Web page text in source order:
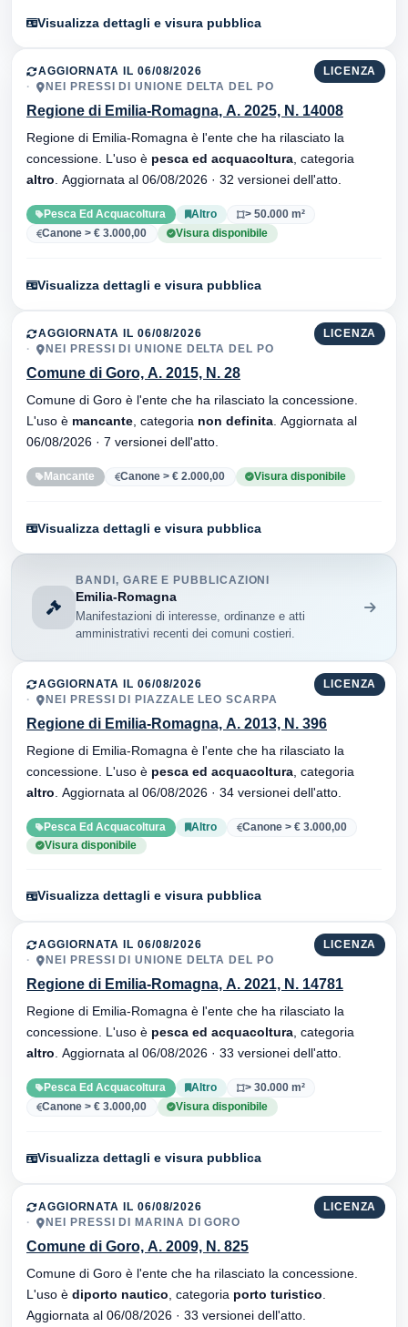
Visualizza dettagli e visura pubblica
LICENZA
AGGIORNATA IL 06/08/2026
NEI PRESSI DI UNIONE DELTA DEL PO
Regione di Emilia-Romagna, A. 2025, N. 14008
Regione di Emilia-Romagna è l'ente che ha rilasciato la
concessione. L'uso è pesca ed acquacoltura , categoria
altro
. Aggiornata al 06/08/2026 · 32 versionei dell'atto.
Pesca Ed Acquacoltura Altro
> 50.000 m²
Canone > € 3.000,00
Visura disponibile
Visualizza dettagli e visura pubblica
LICENZA
AGGIORNATA IL 06/08/2026
NEI PRESSI DI UNIONE DELTA DEL PO
Comune di Goro, A. 2015, N. 28
Comune di Goro è l'ente che ha rilasciato la concessione.
L'uso è mancante , categoria non definita
06/08/2026 · 7 versionei dell'atto.
Mancante Canone > € 2.000,00 Visura disponibile
Visualizza dettagli e visura pubblica
BANDI, GARE E PUBBLICAZIONI
Emilia-Romagna
Manifestazioni di interesse, ordinanze e atti
amministrativi recenti dei comuni costieri.
LICENZA
AGGIORNATA IL 06/08/2026
NEI PRESSI DI PIAZZALE LEO SCARPA
Regione di Emilia-Romagna, A. 2013, N. 396
Regione di Emilia-Romagna è l'ente che ha rilasciato la
concessione. L'uso è pesca ed acquacoltura , categoria
altro
. Aggiornata al 06/08/2026 · 34 versionei dell'atto.
Pesca Ed Acquacoltura Altro
Canone > € 3.000,00
Visura disponibile
Visualizza dettagli e visura pubblica
LICENZA
AGGIORNATA IL 06/08/2026
NEI PRESSI DI UNIONE DELTA DEL PO
Regione di Emilia-Romagna, A. 2021, N. 14781
Regione di Emilia-Romagna è l'ente che ha rilasciato la
concessione. L'uso è pesca ed acquacoltura , categoria
altro
. Aggiornata al 06/08/2026 · 33 versionei dell'atto.
Pesca Ed Acquacoltura Altro
> 30.000 m²
Canone > € 3.000,00
Visura disponibile
Visualizza dettagli e visura pubblica
LICENZA
AGGIORNATA IL 06/08/2026
NEI PRESSI DI MARINA DI GORO
Comune di Goro, A. 2009, N. 825
Comune di Goro è l'ente che ha rilasciato la concessione.
L'uso è diporto nautico , categoria porto turistico
Aggiornata al 06/08/2026 · 33 versionei dell'atto.